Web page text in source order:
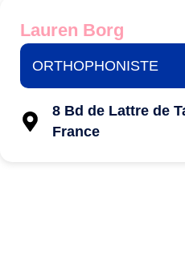
Lauren Borg
ORTHOPHONISTE
8 Bd de Lattre de
France